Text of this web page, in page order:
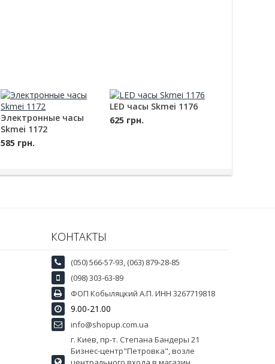
Электронные часы
Skmei 1172
585 грн.
LED часы Skmei 1176
625 грн.
КОНТАКТЫ
(050) 566-57-93, (063) 879-28-85
(098) 303-63-89
ФОП Кобыляцкий А.П. ИНН 3267719818
9.00-21.00
info@shopup.com.ua
г. Киев, пр-т. Степана Бандеры 21
Бизнес-центр"Петровка", возле